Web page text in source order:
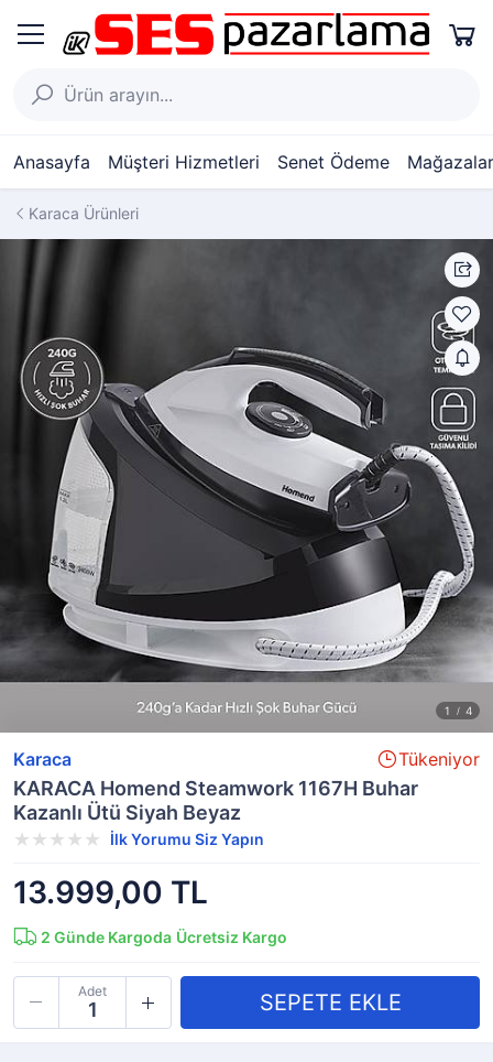
Anasayfa Müşteri Hizmetleri Senet Ödeme
Karaca Ürünleri
Karaca Tükeniyor
KARACA Homend Steamwork 1167H Buhar
Kazanlı Ütü Siyah Beyaz
İlk Yorumu Siz Yapın
13.999,00 TL
2 Günde Kargoda Ücretsiz Kargo
Adet